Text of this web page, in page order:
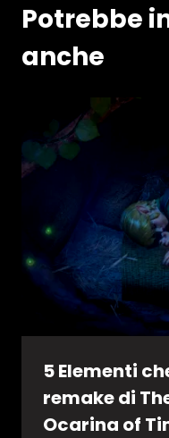
Potrebbe
anche
5 Elementi
remake di
Ocarina of